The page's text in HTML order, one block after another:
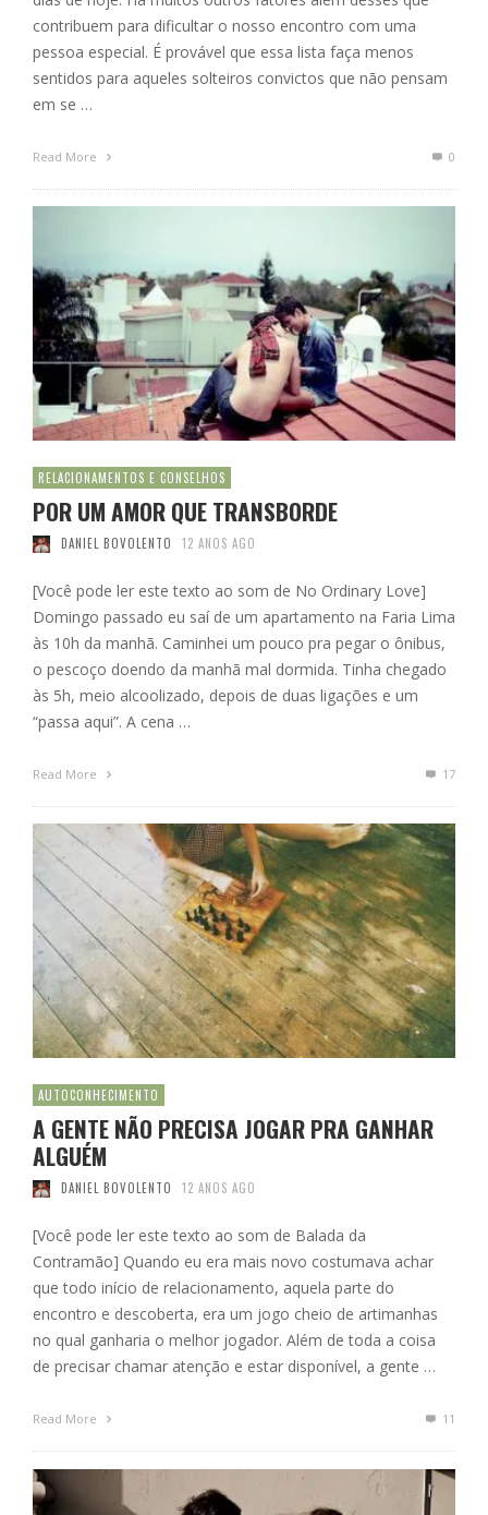
contribuem para dificultar o nosso encontro com uma
pessoa especial. É provável que essa lista faça menos
sentidos para aqueles solteiros convictos que não pensam
em se …
Read More 0
RELACIONAMENTOS E CONSELHOS
POR UM AMOR QUE TRANSBORDE
DANIEL BOVOLENTO 12 ANOS AGO
[Você pode ler este texto ao som de No Ordinary Love]
Domingo passado eu saí de um apartamento na Faria Lima
às 10h da manhã. Caminhei um pouco pra pegar o ônibus,
o pescoço doendo da manhã mal dormida. Tinha chegado
às 5h, meio alcoolizado, depois de duas ligações e um
“passa aqui”. A cena …
Read More 17
AUTOCONHECIMENTO
A GENTE NÃO PRECISA JOGAR PRA GANHAR
ALGUÉM
DANIEL BOVOLENTO 12 ANOS AGO
[Você pode ler este texto ao som de Balada da
Contramão] Quando eu era mais novo costumava achar
que todo início de relacionamento, aquela parte do
encontro e descoberta, era um jogo cheio de artimanhas
no qual ganharia o melhor jogador. Além de toda a coisa
de precisar chamar atenção e estar disponível, a gente …
Read More 11